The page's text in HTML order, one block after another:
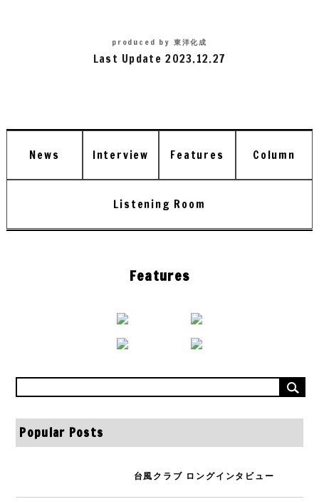
produced by 東洋化成
Last Update 2023.12.27
News Interview Features Column
Listening Room
Features
Popular Posts
台風クラブ ロングインタビュー